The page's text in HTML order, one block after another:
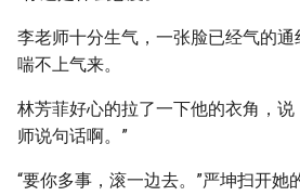
李老师十分生气，一张脸已经气的
喘不上气来。
林芳菲好心的拉了一下他的衣角，说
师说句话啊。”
“要你多事，滚一边去。”严坤扫开她